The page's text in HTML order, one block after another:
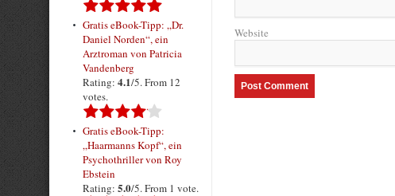
Website
Gratis eBook-Tipp: „Dr.
Daniel Norden“, ein
Arztroman von Patricia
Vandenberg
Rating: 4.1/5. From 12
votes.
Gratis eBook-Tipp:
„Haarmanns Kopf“, ein
Psychothriller von Roy
Ebstein
Rating: 5.0/5. From 1 vote.